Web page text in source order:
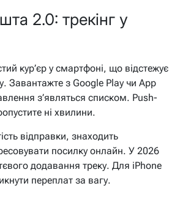
2.0: трекінг у
кур’єр у смартфоні, що відстежує
Завантажте з Google Play чи App
з’являться списком. Push-
ні хвилини.
відправки, знаходить
посилку онлайн. У 2026
додавання треку. Для iPhone
переплат за вагу.